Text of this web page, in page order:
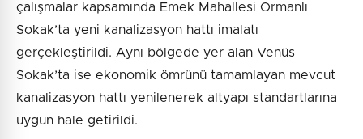
çalışmalar kapsamında Emek Mahallesi Ormanlı
Sokak’ta yeni kanalizasyon hattı imalatı
gerçekleştirildi. Aynı bölgede yer alan Venüs
Sokak’ta ise ekonomik ömrünü tamamlayan mevcut
kanalizasyon hattı yenilenerek altyapı standartlarına
uygun hale getirildi.